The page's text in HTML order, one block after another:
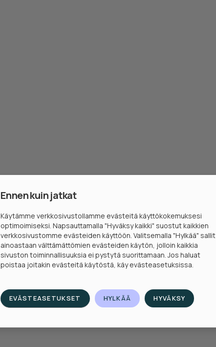
Ennen kuin jatkat
Käytämme verkkosivustollamme evästeitä käyttökokemuksesi
optimoimiseksi. Napsauttamalla "Hyväksy kaikki" suostut kaikkien
verkkosivustomme evästeiden käyttöön. Valitsemalla "Hylkää" sallit
ainoastaan välttämättömien evästeiden käytön, jolloin kaikkia
sivuston toiminnallisuuksia ei pystytä suorittamaan. Jos haluat
poistaa joitakin evästeitä käytöstä, käy evästeasetuksissa.
EVÄSTEASETUKSET HYLKÄÄ HYVÄKSY